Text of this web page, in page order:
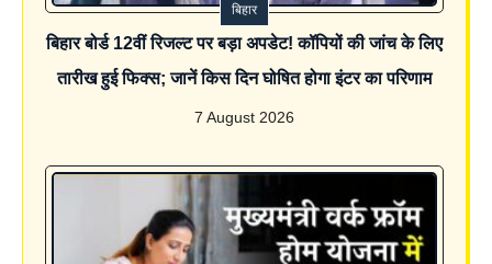
बिहार
बिहार बोर्ड 12वीं रिजल्ट पर बड़ा अपडेट! कॉपियों की जांच के लिए
तारीख हुई फिक्स; जानें किस दिन घोषित होगा इंटर का परिणाम
7 August 2026